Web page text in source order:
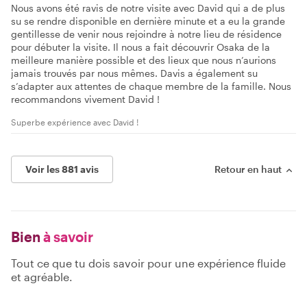
Nous avons été ravis de notre visite avec David qui a de plus
su se rendre disponible en dernière minute et a eu la grande
gentillesse de venir nous rejoindre à notre lieu de résidence
pour débuter la visite. Il nous a fait découvrir Osaka de la
meilleure manière possible et des lieux que nous n’aurions
jamais trouvés par nous mêmes. Davis a également su
s’adapter aux attentes de chaque membre de la famille. Nous
recommandons vivement David !
Superbe expérience avec David !
Voir les 881 avis Retour en haut
Bien à savoir
Tout ce que tu dois savoir pour une expérience fluide
et agréable.